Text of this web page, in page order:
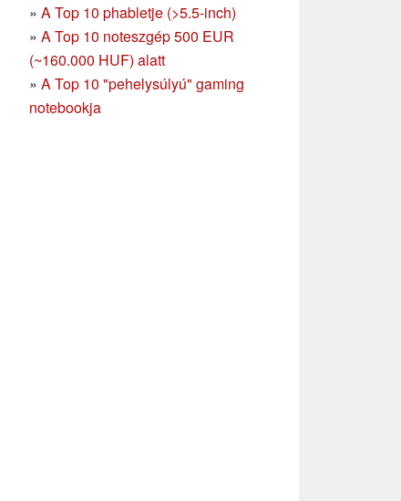
» A Top 10 phabletje (>5.5-inch)
» A Top 10 noteszgép 500 EUR
(~160.000 HUF) alatt
» A Top 10 "pehelysúlyú" gaming
notebookja